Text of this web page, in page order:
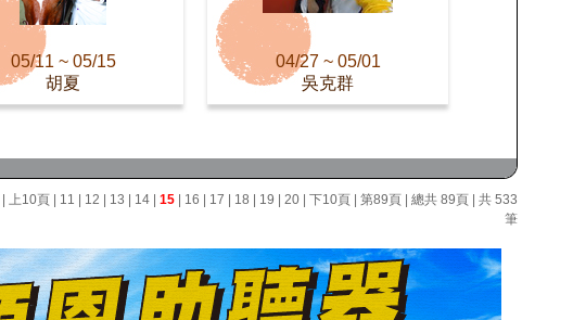
05/11 ~ 05/15
胡夏
04/27 ~ 05/01
吳克群
上10頁 11 12 13 14 15 16 17 18 19 20 下10頁 第89頁 | 總共 89頁 | 共 533
筆